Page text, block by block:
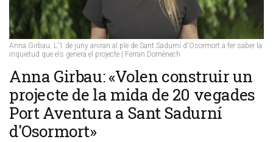
Anna Girbau. L'1 de juny aniran al ple de Sant Sadurní d'Osormort a fer saber la
inquietud que els genera el projecte | Ferran Domènech
Anna Girbau: «Volen construir un
projecte de la mida de 20 vegades
Port Aventura a Sant Sadurní
d'Osormort»